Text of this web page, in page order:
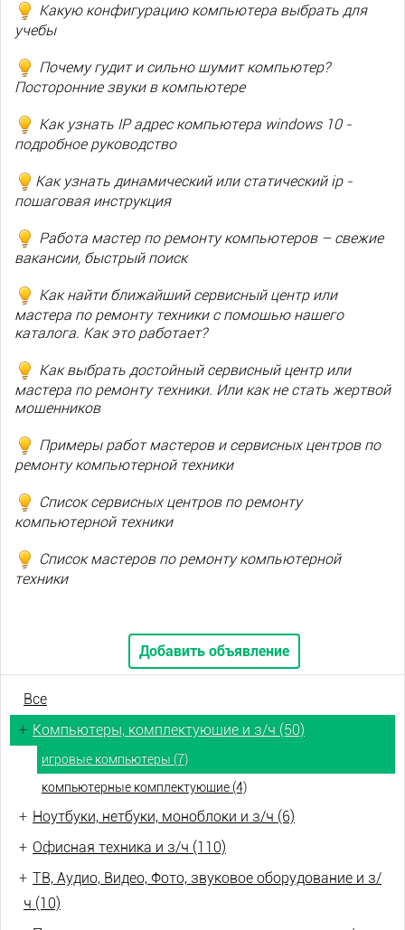
Какую конфигурацию компьютера выбрать для
учебы
Почему гудит и сильно шумит компьютер?
Посторонние звуки в компьютере
Как узнать IP адрес компьютера windows 10 -
подробное руководство
Как узнать динамический или статический ip -
пошаговая инструкция
Работа мастер по ремонту компьютеров – свежие
вакансии, быстрый поиск
Как найти ближайший сервисный центр или
мастера по ремонту техники с помощью нашего
каталога. Как это работает?
Как выбрать достойный сервисный центр или
мастера по ремонту техники. Или как не стать жертвой
мошенников
Примеры работ мастеров и сервисных центров по
ремонту компьютерной техники
Список сервисных центров по ремонту
компьютерной техники
Список мастеров по ремонту компьютерной
техники
Добавить объявление
Все
+ Компьютеры, комплектующие и з/ч (50)
игровые компьютеры (7)
компьютерные комплектующие (4)
+ Ноутбуки, нетбуки, моноблоки и з/ч (6)
+ Офисная техника и з/ч (110)
+ ТВ, Аудио, Видео, Фото, звуковое оборудование и з/
ч (10)